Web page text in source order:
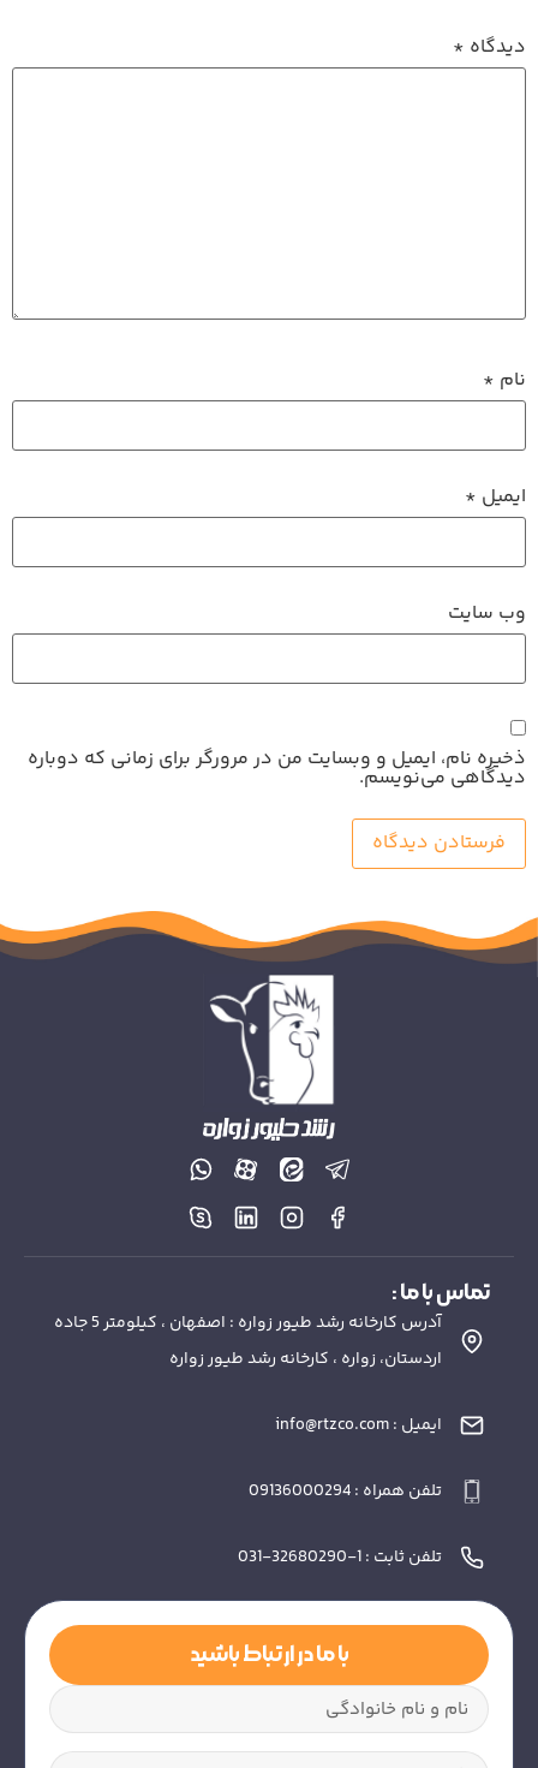
دیدگاه *
نام *
ایمیل *
وب‌ سایت
ذخیره نام، ایمیل و وبسایت من در مرورگر برای زمانی که دوباره
دیدگاهی می‌نویسم.
تماس با ما :
آدرس کارخانه رشد طیور زواره : اصفهان ، کیلومتر 5 جاده
اردستان، زواره ، کارخانه رشد طیور زواره
ایمیل : info@rtzco.com
تلفن همراه : 09136000294
تلفن ثابت : 1-32680290-031
با ما در ارتباط باشید